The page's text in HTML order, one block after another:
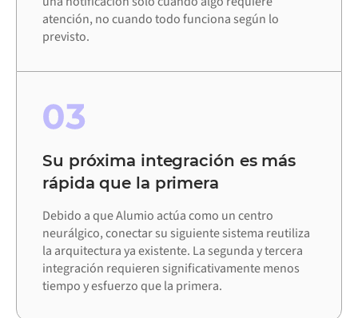
atención, no cuando todo funciona según lo
previsto.
03
Su próxima integración es más
rápida que la primera
Debido a que Alumio actúa como un centro
neurálgico, conectar su siguiente sistema reutiliza
la arquitectura ya existente. La segunda y tercera
integración requieren significativamente menos
tiempo y esfuerzo que la primera.